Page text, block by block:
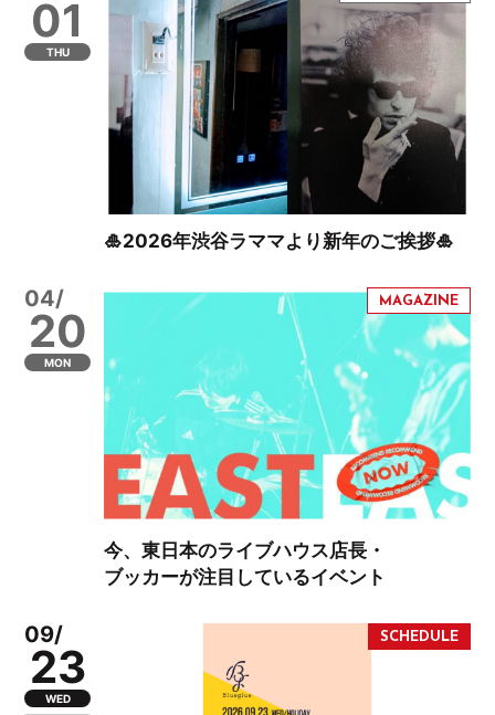
01
THU
🎍2026年渋谷ラママより新年のご挨拶🎍
04/
20
MON
今、東日本のライブハウス店長・
ブッカーが注目しているイベント
09/
23
WED